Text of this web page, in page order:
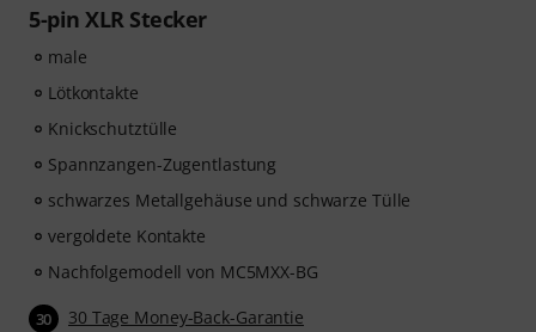
5-pin XLR Stecker
male
Lötkontakte
Knickschutztülle
Spannzangen-Zugentlastung
schwarzes Metallgehäuse und schwarze Tülle
vergoldete Kontakte
Nachfolgemodell von MC5MXX-BG
30 30 Tage Money-Back-Garantie